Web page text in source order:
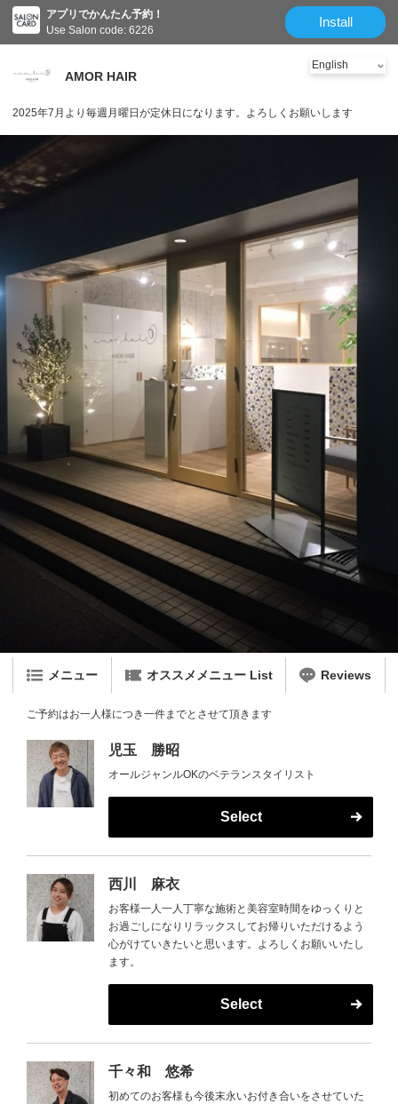
アプリでかんたん予約！
Use Salon code: 6226
Install
AMOR HAIR
2025年7月より毎週月曜日が定休日になります。よろしくお願いします
メニュー オススメメニュー List Reviews
ご予約はお一人様につき一件までとさせて頂きます
児玉 勝昭
オールジャンルOKのベテランスタイリスト
Select
西川 麻衣
お客様一人一人丁寧な施術と美容室時間をゆっくりと
お過ごしになりリラックスしてお帰りいただけるよう
心がけていきたいと思います。よろしくお願いいたし
ます。
Select
千々和 悠希
初めてのお客様も今後末永いお付き合いをさせていた